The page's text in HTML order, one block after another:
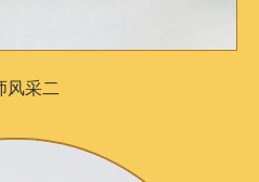
风采二